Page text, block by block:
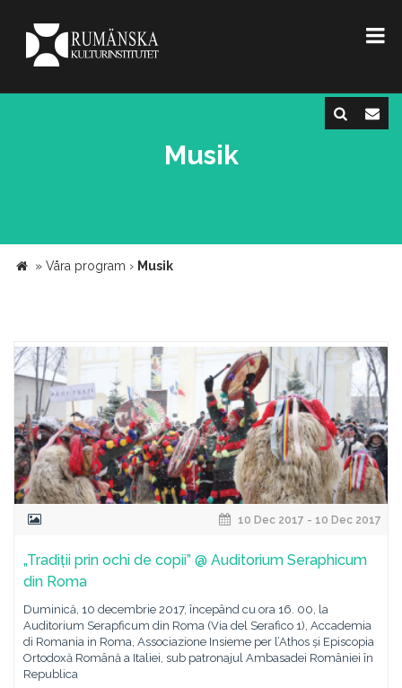
Musik
» Våra program › Musik
10 Dec 2017 - 10 Dec 2017
„Tradiții prin ochi de copii” @ Auditorium Seraphicum
din Roma
Duminică, 10 decembrie 2017, începând cu ora 16. 00, la
Auditorium Serapficum din Roma (Via del Serafico 1), Accademia
di Romania in Roma, Associazione Insieme per l’Athos și Episcopia
Ortodoxă Română a Italiei, sub patronajul Ambasadei României în
Republica